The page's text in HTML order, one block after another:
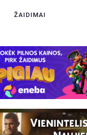
ŽAIDIMAI